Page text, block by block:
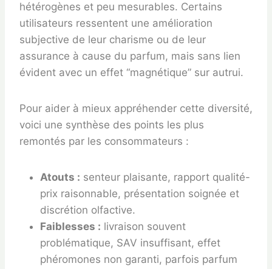
hétérogènes et peu mesurables. Certains
utilisateurs ressentent une amélioration
subjective de leur charisme ou de leur
assurance à cause du parfum, mais sans lien
évident avec un effet “magnétique” sur autrui.
Pour aider à mieux appréhender cette diversité,
voici une synthèse des points les plus
remontés par les consommateurs :
Atouts : senteur plaisante, rapport qualité-
prix raisonnable, présentation soignée et
discrétion olfactive.
Faiblesses : livraison souvent
problématique, SAV insuffisant, effet
phéromones non garanti, parfois parfum